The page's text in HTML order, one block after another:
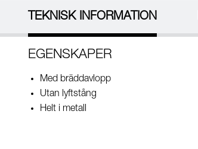
TEKNISK INFORMATION
EGENSKAPER
Med bräddavlopp
Utan lyftstång
Helt i metall